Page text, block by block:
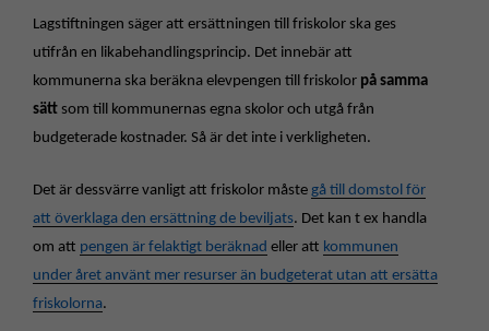
Lagstiftningen säger att ersättningen till friskolor ska ges
utifrån en likabehandlingsprincip. Det innebär att
kommunerna ska beräkna elevpengen till friskolor på samma
sätt som till kommunernas egna skolor och utgå från
budgeterade kostnader. Så är det inte i verkligheten.
Det är dessvärre vanligt att friskolor måste gå till domstol för
att överklaga den ersättning de beviljats. Det kan t ex handla
om att pengen är felaktigt beräknad eller att kommunen
under året använt mer resurser än budgeterat utan att ersätta
friskolorna.